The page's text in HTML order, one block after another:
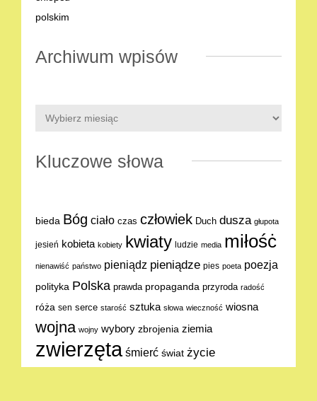
Archiwum wpisów
Kluczowe słowa
bieda Bóg ciało czas człowiek Duch dusza głupota
jesień kobieta kobiety kwiaty ludzie media miłośċ
nienawiść państwo pieniądz pieniądze pies poeta poezja
polityka Polska prawda propaganda przyroda radość
róża sen serce starość sztuka słowa wieczność wiosna
wojna wojny wybory zbrojenia ziemia
zwierzęta śmierć świat życie